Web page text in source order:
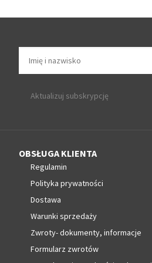
Aktualizuj subskrypcję
OBSŁUGA KLIENTA
Regulamin
Polityka prywatności
Dostawa
Warunki sprzedaży
Zwroty- dokumenty, informacje
Formularz zwrotów